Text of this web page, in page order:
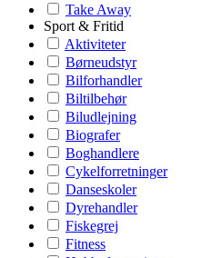
Take Away
Sport & Fritid
Aktiviteter
Børneudstyr
Bilforhandler
Biltilbehør
Biludlejning
Biografer
Boghandlere
Cykelforretninger
Danseskoler
Dyrehandler
Fiskegrej
Fitness